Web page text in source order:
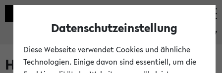
eKVV
Hilfe & Kontakt
Datenschutzeinstellung
Diese Webseite verwendet Cookies und ähnliche
Technologien. Einige davon sind essentiell, um die